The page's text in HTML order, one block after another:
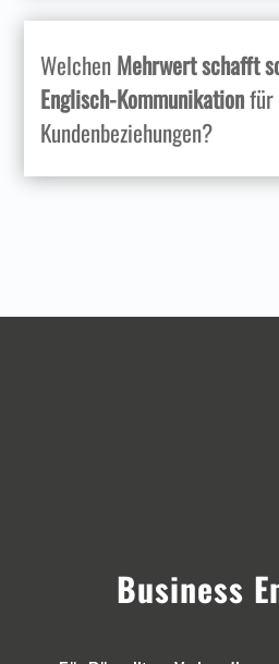
WelchenMehrwert schafft
Englisch-Kommunikationfür
Kundenbeziehungen?
Business